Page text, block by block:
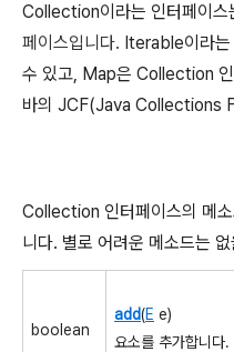
Collection이라는 인터페이스
페이스입니다. Iterable이라는
수 있고, Map은 Collection
바의 JCF(Java Collections
Collection 인터페이스의 메
니다. 별로 어려운 메소드는
boolean
add(E e)
요소를 추가합니다.